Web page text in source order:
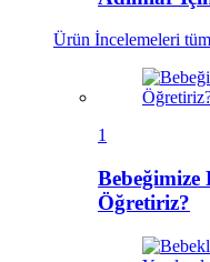
Ürün İncelemeleri
1
Bebeğimize
Öğretiriz?